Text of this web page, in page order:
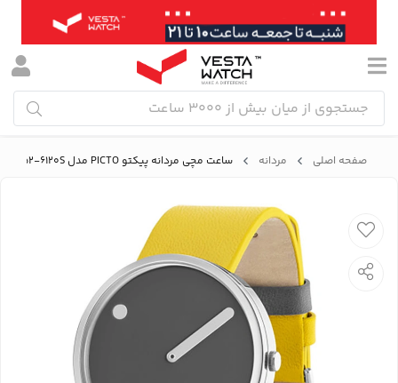
صفحه اصلی مردانه ساعت مچی مردانه پیکتو PICTO مدل P43352-6120S